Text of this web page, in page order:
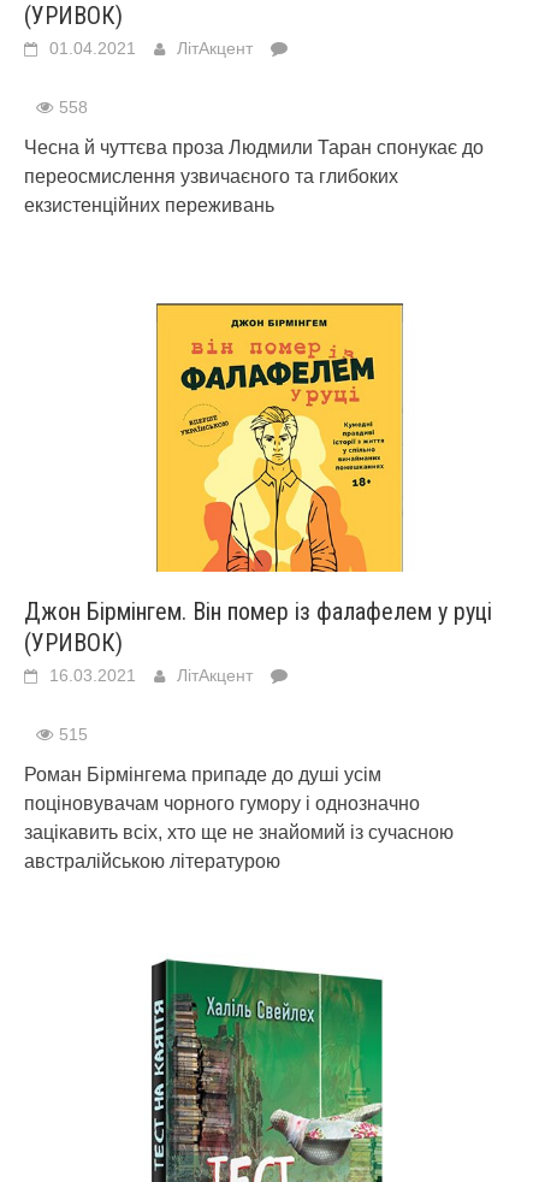
(УРИВОК)
01.04.2021 ЛітАкцент
558
Чесна й чуттєва проза Людмили Таран спонукає до
переосмислення узвичаєного та глибоких
екзистенційних переживань
Джон Бірмінгем. Він помер із фалафелем у руці
(УРИВОК)
16.03.2021 ЛітАкцент
515
Роман Бірмінгема припаде до душі усім
поціновувачам чорного гумору і однозначно
зацікавить всіх, хто ще не знайомий із сучасною
австралійською літературою